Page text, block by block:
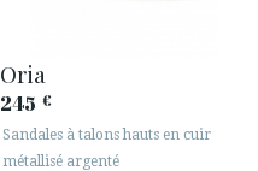
Oria
245 €
Sandales à talons hauts en cuir
métallisé argenté